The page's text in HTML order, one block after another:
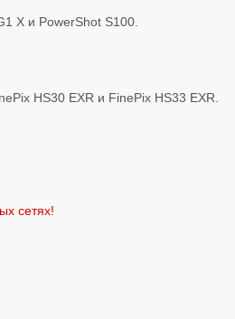
X и PowerShot S100.
HS30 EXR и FinePix HS33 EXR.
сетях!